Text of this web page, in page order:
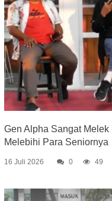
Gen Alpha Sangat
Melebihi Para Seniornya
16 Juli 2026 0 49